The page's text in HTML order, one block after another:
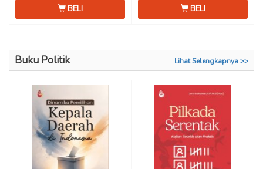
BELI BELI
Buku Politik Lihat Selengkapnya >>